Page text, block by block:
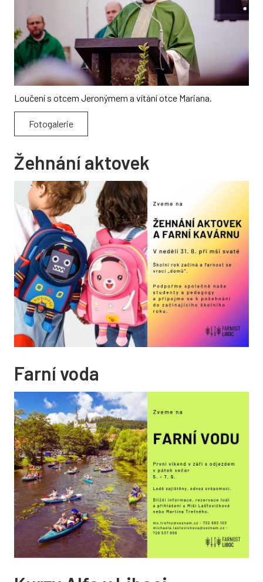
KONTAKT
Loučení s otcem Jeronýmem a vítání otce Mariana.
Fotogalerie
Žehnání aktovek
Farní voda